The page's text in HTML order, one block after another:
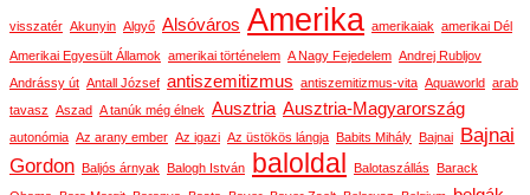
visszatér Akunyin Algyő Alsóváros Amerika amerikaiak amerikai Dél
Amerikai Egyesült Államok amerikai történelem A Nagy Fejedelem Andrej Rubljov
Andrássy út Antall József antiszemitizmus antiszemitizmus-vita Aquaworld arab
tavasz Aszad A tanúk még élnek Ausztria Ausztria-Magyarország
autonómia Az arany ember Az igazi Az üstökös lángja Babits Mihály Bajnai Bajnai
Gordon
Baljós árnyak Balogh István baloldal Balotaszállás
Barack